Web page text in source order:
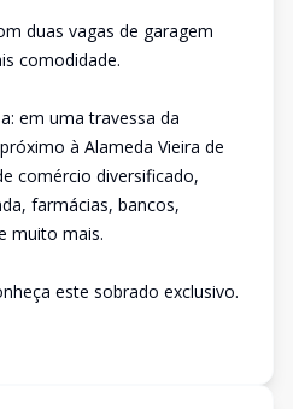
duas vagas de garagem
comodidade.
em uma travessa da
à Alameda Vieira de
comércio diversificado,
farmácias, bancos,
muito mais.
este sobrado exclusivo.